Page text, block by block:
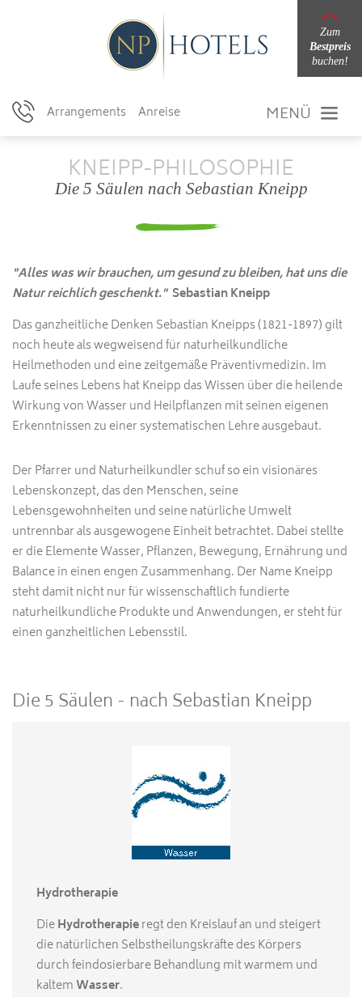
Arrangements Anreise MENÜ
Zum
Bestpreis
buchen!
KNEIPP-PHILOSOPHIE
Die 5 Säulen nach Sebastian Kneipp
"Alles was wir brauchen, um gesund zu bleiben,hat uns die
Natur reichlich geschenkt."Sebastian Kneipp
Das ganzheitliche Denken Sebastian Kneipps (1821-1897) gilt
noch heute als wegweisend für naturheilkundliche
Heilmethoden und eine zeitgemäße Präventivmedizin. Im
Laufe seines Lebens hat Kneipp das Wissen über die heilende
Wirkung von Wasser und Heilpflanzen mit seinen eigenen
Erkenntnissen zu einer systematischen Lehre ausgebaut.
Der Pfarrer und Naturheilkundler schuf so ein visionäres
Lebenskonzept, das den Menschen, seine
Lebensgewohnheiten und seine natürliche Umwelt
untrennbar als ausgewogene Einheit betrachtet. Dabei stellte
er die Elemente Wasser, Pflanzen, Bewegung, Ernährung und
Balance in einen engen Zusammenhang. Der Name Kneipp
steht damit nicht nur für wissenschaftlich fundierte
naturheilkundliche Produkte und Anwendungen, er steht für
einen ganzheitlichen Lebensstil.
Die 5 Säulen - nach Sebastian Kneipp
Hydrotherapie
DieHydrotherapieregt den Kreislauf an und steigert
die natürlichen Selbstheilungskräfte des Körpers
durch feindosierbare Behandlung mit warmem und
kaltemWasser.